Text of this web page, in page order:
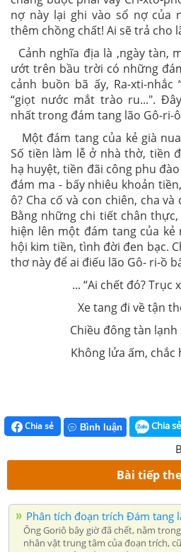
nợ này lại ghi vào sổ nợ của
thêm chồng chất! Ai sẽ trả cho
Cảnh nghĩa địa là ,ngày tàn,
ướt trên bầu trời có những
cảnh buồn bã ấy, Ra-xti-nhắc
“giọt nước mắt trào ru...".
nhất trong đám tang lão Gô-ri-
Một đám tang của kẻ già
Số tiền làm lễ ở nhà thờ, tiền
hạ huyệt, tiền đãi công phu
đám ma - bấy nhiêu khoản
ô? Cha cố và con chiên, cha
Bằng những chi tiết chân
hiện lên một đám tang của kẻ
hội kim tiền, tình đời đen bạc.
thơ này để ai điếu lão Gô- ri-ồ
... “Ai chết đó? Trục
Xe tang đi về tận
Chiều đông tàn lạnh
Không lửa ấm, chắc
Chia sẻ Bình luận Chia sẻ
Bài tiếp
Phân tích đoạn trích Đám tang
Ông Goriô bây giờ đã chết, nằm
nhân vật trung tâm của đoạn trích,